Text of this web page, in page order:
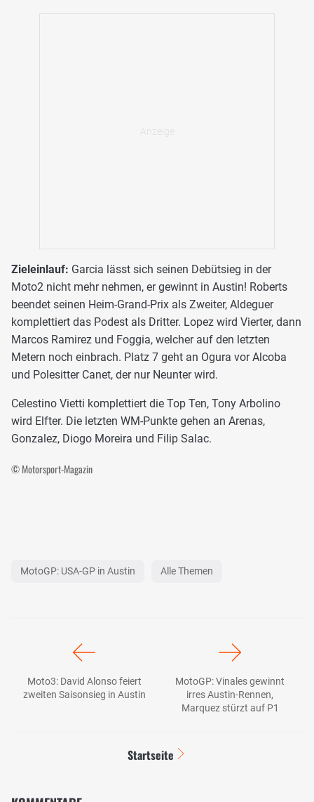
Zieleinlauf: Garcia lässt sich seinen Debütsieg in der
Moto2 nicht mehr nehmen, er gewinnt in Austin! Roberts
beendet seinen Heim-Grand-Prix als Zweiter, Aldeguer
komplettiert das Podest als Dritter. Lopez wird Vierter, dann
Marcos Ramirez und Foggia, welcher auf den letzten
Metern noch einbrach. Platz 7 geht an Ogura vor Alcoba
und Polesitter Canet, der nur Neunter wird.
Celestino Vietti komplettiert die Top Ten, Tony Arbolino
wird Elfter. Die letzten WM-Punkte gehen an Arenas,
Gonzalez, Diogo Moreira und Filip Salac.
© Motorsport-Magazin
MotoGP: USA-GP in Austin Alle Themen
Moto3: David Alonso feiert
zweiten Saisonsieg in Austin
MotoGP: Vinales gewinnt
irres Austin-Rennen,
Marquez stürzt auf P1
Startseite